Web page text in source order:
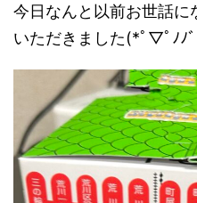
今日なんと以前お世話に
いただきました(*ﾟ▽ﾟﾉﾉ